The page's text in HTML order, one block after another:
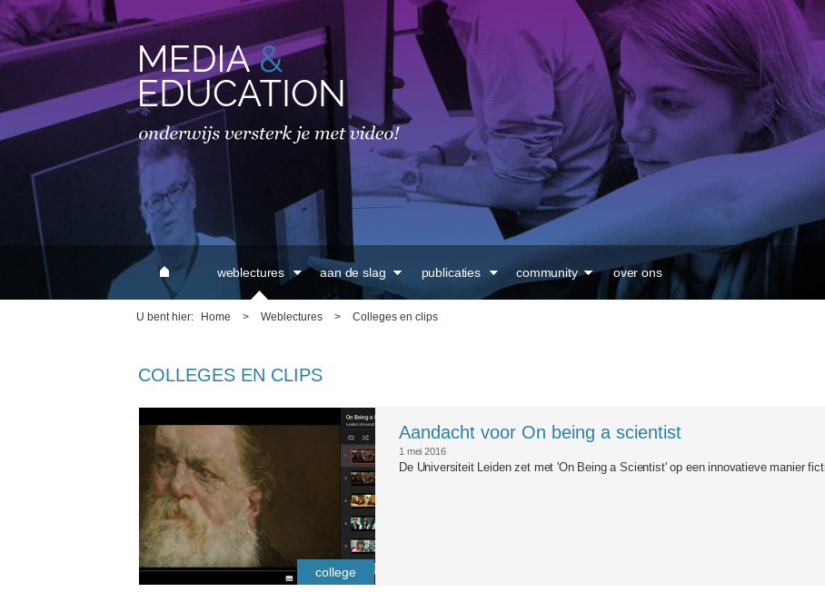
Overslaan en naar de
inhoud gaan
MAIN MENU
weblectures aan de slag publicaties community over ons
U bent hier Home > Weblectures > Colleges en clips
COLLEGES EN CLIPS
on_being_a_scientist.jpg
college
Aandacht voor On being a scientist
1 mei 2016
De Universiteit Leiden zet met 'On Being a Scientist' op een innovatieve manier